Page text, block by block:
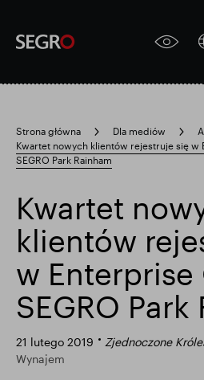
search
Search
for
Popularne wyszukiwanie
Odpowiedzialny SEGRO
Posiadłość handlowa w Slough
Strona główna Dla mediów
Kwartet nowych klientów rejestruje się w
SEGRO Park Rainham
Kwartet
klientów
w Enterprise
SEGRO Park
21 lutego 2019
Zjednoczone
Wynajem